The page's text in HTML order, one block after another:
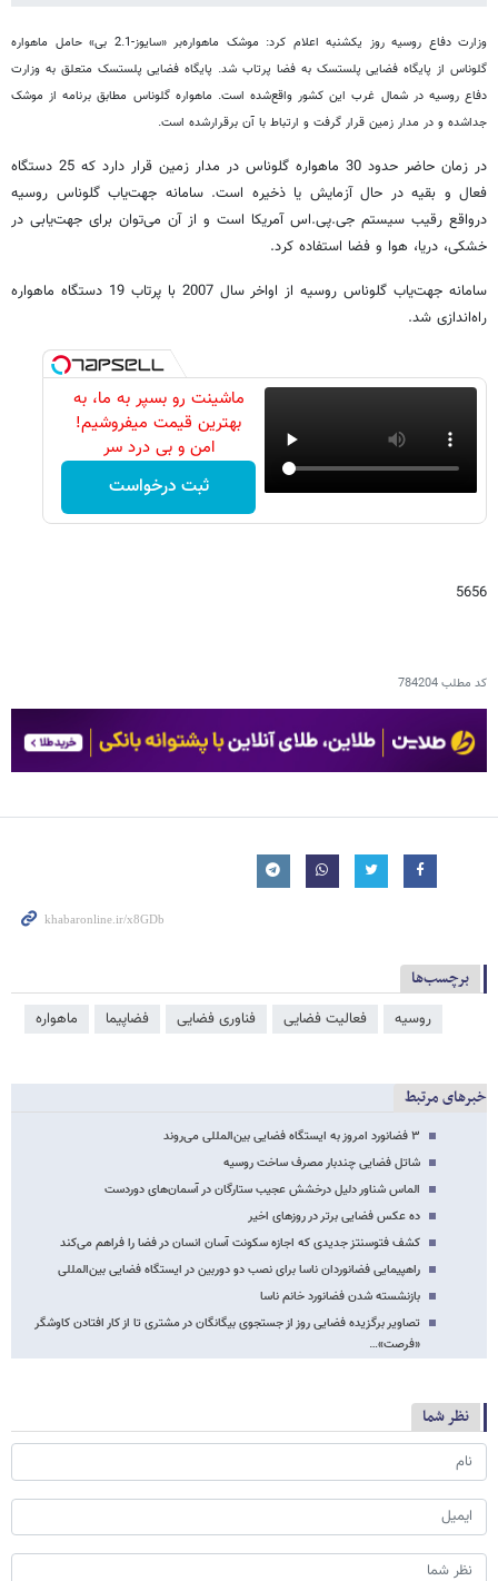
وزارت دفاع روسیه روز یکشنبه اعلام کرد: موشک ماهواره‌بر «سایوز-2.1 بی» حامل ماهواره
گلوناس از پایگاه فضایی پلستسک به فضا پرتاب شد. پایگاه فضایی پلستسک متعلق به وزارت
دفاع روسیه در شمال غرب این کشور واقع‌شده است. ماهواره گلوناس مطابق برنامه از موشک
جداشده و در مدار زمین قرار گرفت و ارتباط با آن برقرارشده است.
در زمان حاضر حدود 30 ماهواره گلوناس در مدار زمین قرار دارد که 25 دستگاه
فعال و بقیه در حال آزمایش یا ذخیره است. سامانه جهت‌یاب گلوناس روسیه
درواقع رقیب سیستم جی.پی.اس آمریکا است و از آن می‌توان برای جهت‌یابی در
خشکی، دریا، هوا و فضا استفاده کرد.
سامانه جهت‌یاب گلوناس روسیه از اواخر سال 2007 با پرتاب 19 دستگاه ماهواره
راه‌اندازی شد.
ماشینت رو بسپر به ما، به
بهترین قیمت میفروشیم!
امن و بی درد سر
ثبت درخواست
5656
کد مطلب784204
برچسب‌ها
روسیه فعالیت فضایی فناوری فضایی فضاپیما ماهواره
خبرهای مرتبط
۳ فضانورد امروز به ایستگاه فضایی بین‌المللی می‌روند
شاتل فضایی چندبار مصرف ساخت روسیه
الماس شناور دلیل درخشش عجیب ستارگان در آسمان‌های دوردست
ده عکس فضایی برتر در روزهای اخیر
کشف فتوسنتز جدیدی که اجازه سکونت آسان انسان در فضا را فراهم می‌کند
راهپیمایی فضانوردان ناسا برای نصب دو دوربین در ایستگاه فضایی بین‌المللی
بازنشسته شدن فضانورد خانم ناسا
تصاویر برگزیده فضایی روز از جستجوی بیگانگان در مشتری تا از کار افتادن کاوشگر
«فرصت»…
نظر شما